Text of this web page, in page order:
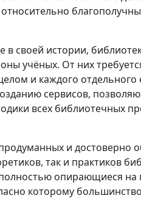
в своей истории,
учёных. От них
и каждого
сервисов,
всех библиотечных
и достоверно
так и практиков
опирающиеся на
которому